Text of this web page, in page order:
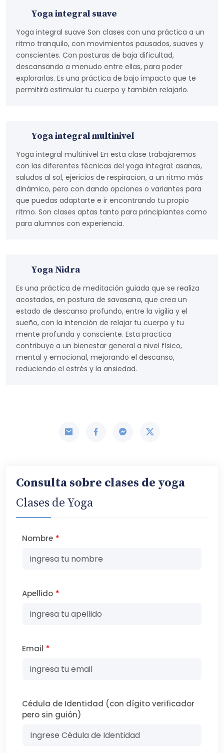
Yoga integral suave
Yoga integral suave Son clases con una práctica a un
ritmo tranquilo, con movimientos pausados, suaves y
conscientes. Con posturas de baja dificultad,
descansando a menudo entre ellas, para poder
explorarlas. Es una práctica de bajo impacto que te
permitirá estimular tu cuerpo y también relajarlo.
Yoga integral multinivel
Yoga integral multinivel En esta clase trabajaremos
con las diferentes técnicas del yoga integral: asanas,
saludos al sol, ejericios de respiracion, a un ritmo más
dinámico, pero con dando opciones o variantes para
que puedas adaptarte e ir encontrando tu propio
ritmo. Son clases aptas tanto para principiantes como
para alumnos con experiencia.
Yoga Nidra
Es una práctica de meditación guiada que se realiza
acostados, en postura de savasana, que crea un
estado de descanso profundo, entre la vigilia y el
sueño, con la intención de relajar tu cuerpo y tu
mente profunda y consciente. Esta practica
contribuye a un bienestar general a nivel físico,
mental y emocional, mejorando el descanso,
reduciendo el estrés y la ansiedad.
Consulta sobre clases de yoga
Clases de Yoga
Nombre *
Apellido *
Email *
Cédula de Identidad (con dígito verificador
pero sin guión)